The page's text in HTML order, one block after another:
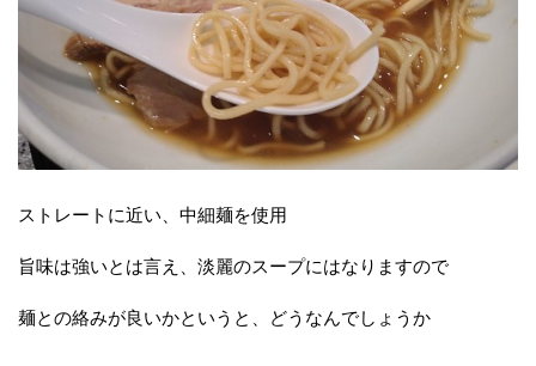
ストレートに近い、中細麺を使用
旨味は強いとは言え、淡麗のスープにはなりますので
麺との絡みが良いかというと、どうなんでしょうか